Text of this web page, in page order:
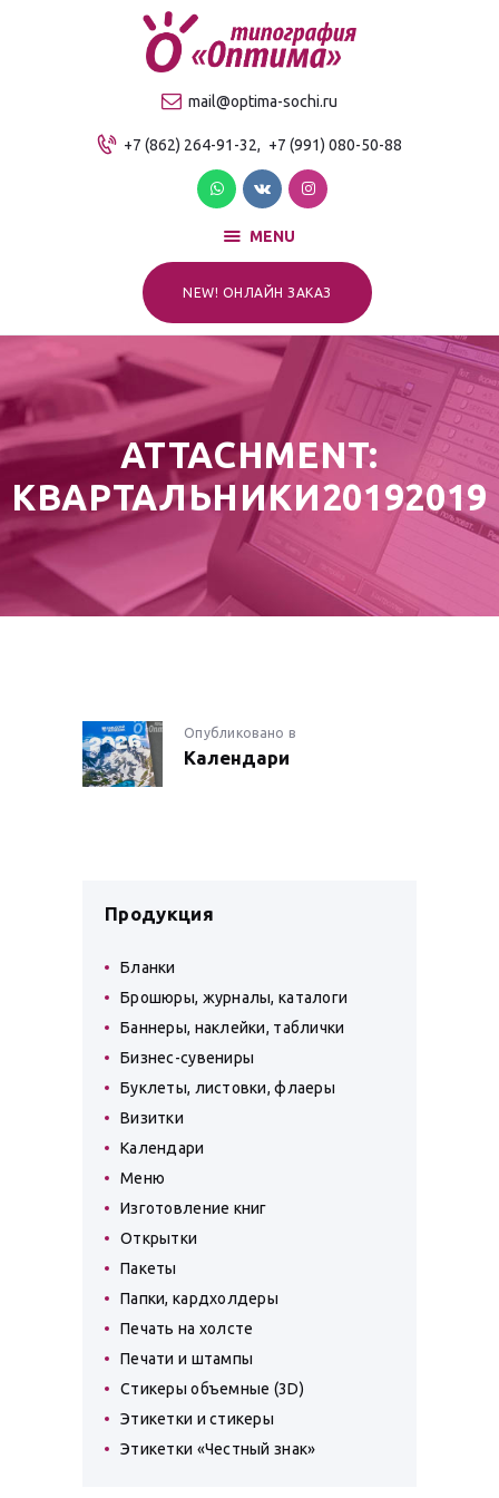
mail@optima-sochi.ru
+7 (862) 264-91-32, +7 (991) 080-50-88
MENU
NEW! ОНЛАЙН ЗАКАЗ
ATTACHMENT:
КВАРТАЛЬНИКИ20192019
Качественная типография в Сочи
О компании
Продукция
Услуги
Прайс-лист
Для клиентов
НАВИГАЦИЯ
ПО
Опубликовано вПредыдущая
Календари
Продукция
Бланки
Брошюры, журналы, каталоги
Баннеры, наклейки, таблички
Бизнес-сувениры
Буклеты, листовки, флаеры
Визитки
Календари
Меню
Изготовление книг
Открытки
Пакеты
Папки, кардхолдеры
Печать на холсте
Печати и штампы
Стикеры объемные (3D)
Этикетки и стикеры
Этикетки «Честный знак»